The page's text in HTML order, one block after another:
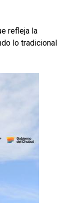
refleja la
lo tradicional